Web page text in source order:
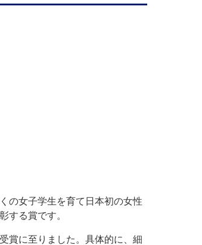
の女子学生を育て日本初の女性
する賞です。
賞に至りました。具体的に、細